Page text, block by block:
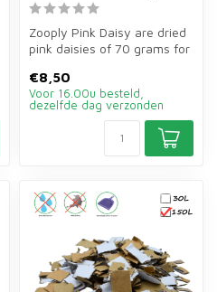
Zooply Pink Daisy are dried
pink daisies of 70 grams for
€8,50
Voor 16.00u besteld,
dezelfde dag verzonden